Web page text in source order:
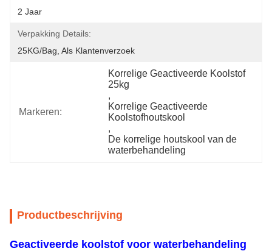
2 Jaar
Verpakking Details:
25KG/bag, Als Klantenverzoek
Markeren:
Korrelige Geactiveerde Koolstof
25kg
,
Korrelige Geactiveerde
Koolstofhoutskool
,
De korrelige houtskool van de
waterbehandeling
Productbeschrijving
Geactiveerde koolstof voor waterbehandeling